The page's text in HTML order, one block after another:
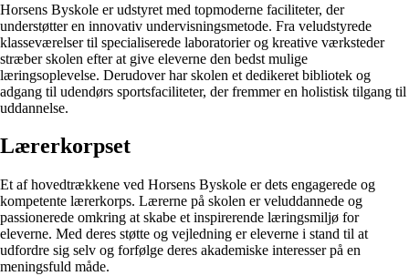
Horsens Byskole er udstyret med topmoderne faciliteter, der
understøtter en innovativ undervisningsmetode. Fra veludstyrede
klasseværelser til specialiserede laboratorier og kreative værksteder
stræber skolen efter at give eleverne den bedst mulige
læringsoplevelse. Derudover har skolen et dedikeret bibliotek og
adgang til udendørs sportsfaciliteter, der fremmer en holistisk tilgang til
uddannelse.
Lærerkorpset
Et af hovedtrækkene ved Horsens Byskole er dets engagerede og
kompetente lærerkorps. Lærerne på skolen er veluddannede og
passionerede omkring at skabe et inspirerende læringsmiljø for
eleverne. Med deres støtte og vejledning er eleverne i stand til at
udfordre sig selv og forfølge deres akademiske interesser på en
meningsfuld måde.